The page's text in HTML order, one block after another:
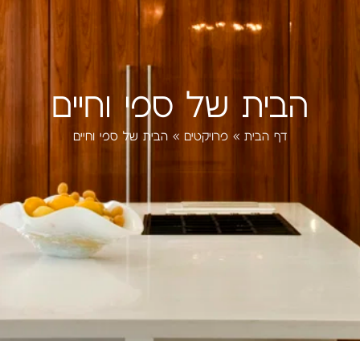
הבית של ספי וחיים
דף הבית » פרויקטים » הבית של ספי וחיים